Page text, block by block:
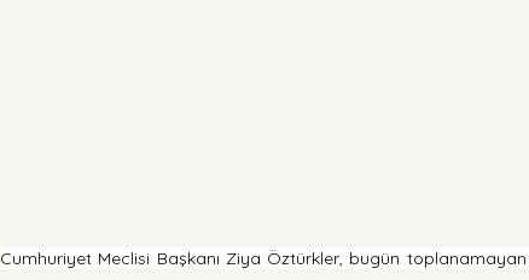
Cumhuriyet Meclisi Başkanı Ziya Öztürkler, bugün toplanamayan